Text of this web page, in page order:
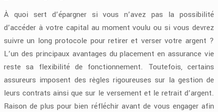
À quoi sert d’épargner si vous n’avez pas la possibilité
d’accéder à votre capital au moment voulu ou si vous devrez
suivre un long protocole pour retirer et verser votre argent ?
L’un des principaux avantages du placement en assurance vie
reste sa flexibilité de fonctionnement. Toutefois, certains
assureurs imposent des règles rigoureuses sur la gestion de
leurs contrats ainsi que sur le versement et le retrait d’argent.
Raison de plus pour bien réfléchir avant de vous engager afin